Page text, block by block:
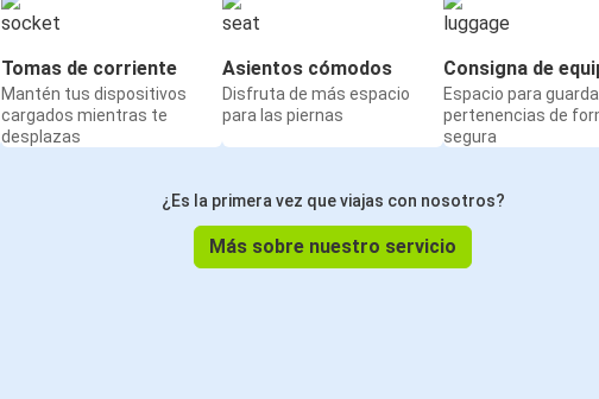
Tomas de corriente
Mantén tus dispositivos
cargados mientras te
desplazas
Asientos cómodos
Disfruta de más espacio
para las piernas
Consigna de
Espacio para
pertenencias de
segura
¿Es la primera vez que viajas con nosotros?
Más sobre nuestro servicio